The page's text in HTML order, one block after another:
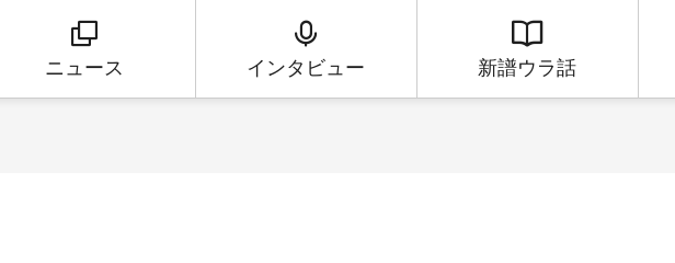
ニュース インタビュー 新譜ウラ話